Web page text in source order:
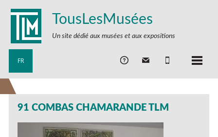
TousLesMusées
Un site dédié aux musées et aux expositions
FR
91 COMBAS CHAMARANDE TLM